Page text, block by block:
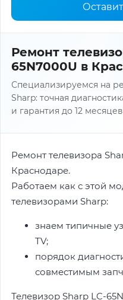
Ремонт
65N7000U в
Специализируемся на
Sharp: точная
и гарантия до 12
Ремонт телевизора
Краснодаре.
Работаем как с этой
телевизорами Sharp:
знаем типичные
TV;
порядок
совместимым
Телевизор Sharp LC-